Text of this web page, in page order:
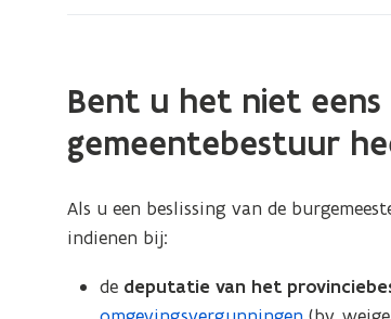
Bent u het niet eens
gemeentebestuur
Als u een beslissing van de
indienen bij:
de deputatie van het